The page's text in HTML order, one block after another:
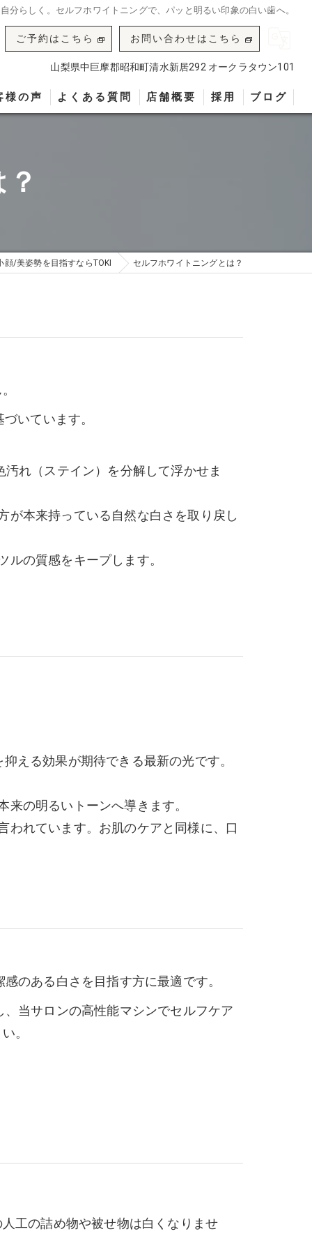
分らしく。セルフホワイトニングで、パッと明るい印象の白い歯へ。
ご予約はこちら お問い合わせはこちら
山梨県中巨摩郡昭和町清水新居292 オークラタウン101
様の声 よくある質問 店舗概要 採用 ブログ
顔/美姿勢を目指すならTOKI セルフホワイトニングとは？
いています。
れ（ステイン）を分解して浮かせま
が本来持っている自然な白さを取り戻し
の質感をキープします。
える効果が期待できる最新の光です。
の明るいトーンへ導きます。
われています。お肌のケアと同様に、口
のある白さを目指す方に最適です。
当サロンの高性能マシンでセルフケア
。
工の詰め物や被せ物は白くなりませ